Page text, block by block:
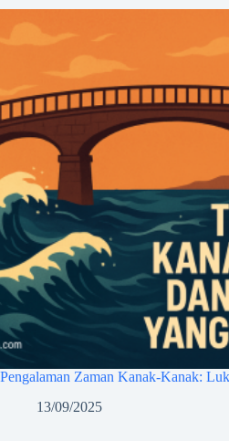
Pengalaman Zaman Kanak-Kanak:
13/09/2025